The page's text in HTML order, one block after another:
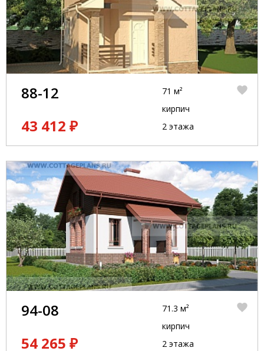
88-12
43 412 ₽
71 м²
кирпич
2 этажа
94-08
54 265 ₽
71.3 м²
кирпич
2 этажа